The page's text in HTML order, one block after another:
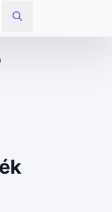
Search